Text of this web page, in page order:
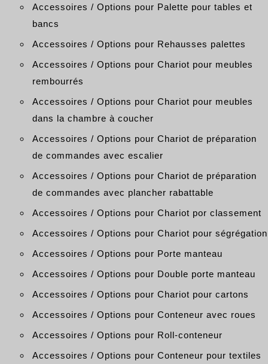
Accessoires / Options pour Palette pour tables et
bancs
Accessoires / Options pour Rehausses palettes
Accessoires / Options pour Chariot pour meubles
rembourrés
Accessoires / Options pour Chariot pour meubles
dans la chambre à coucher
Accessoires / Options pour Chariot de préparation
de commandes avec escalier
Accessoires / Options pour Chariot de préparation
de commandes avec plancher rabattable
Accessoires / Options pour Chariot por classement
Accessoires / Options pour Chariot pour ségrégation
Accessoires / Options pour Porte manteau
Accessoires / Options pour Double porte manteau
Accessoires / Options pour Chariot pour cartons
Accessoires / Options pour Conteneur avec roues
Accessoires / Options pour Roll-conteneur
Accessoires / Options pour Conteneur pour textiles